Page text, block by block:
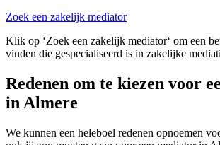
Zoek een zakelijk mediator
Klik op ‘Zoek een zakelijk mediator‘ om een
vinden die gespecialiseerd is in zakelijke
Redenen om te kiezen voor
in Almere
We kunnen een heleboel redenen opnoemen